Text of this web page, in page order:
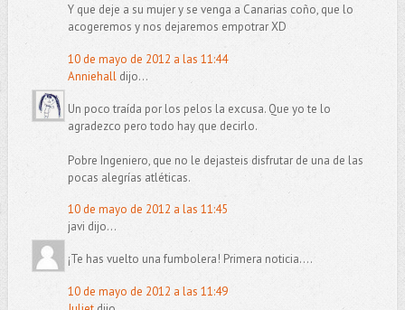
Y que deje a su mujer y se venga a Canarias coño, que lo
acogeremos y nos dejaremos empotrar XD
10 de mayo de 2012 a las 11:44
Anniehalldijo...
Un poco traída por los pelos la excusa. Que yo te lo
agradezco pero todo hay que decirlo.
Pobre Ingeniero, que no le dejasteis disfrutar de una de las
pocas alegrías atléticas.
10 de mayo de 2012 a las 11:45
javi dijo...
¡Te has vuelto una fumbolera! Primera noticia....
10 de mayo de 2012 a las 11:49